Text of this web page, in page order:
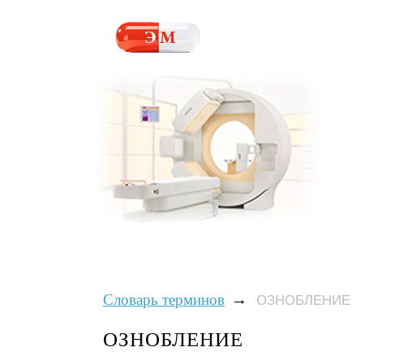
Словарь терминов → ОЗНОБЛЕНИЕ
ОЗНОБЛЕНИЕ